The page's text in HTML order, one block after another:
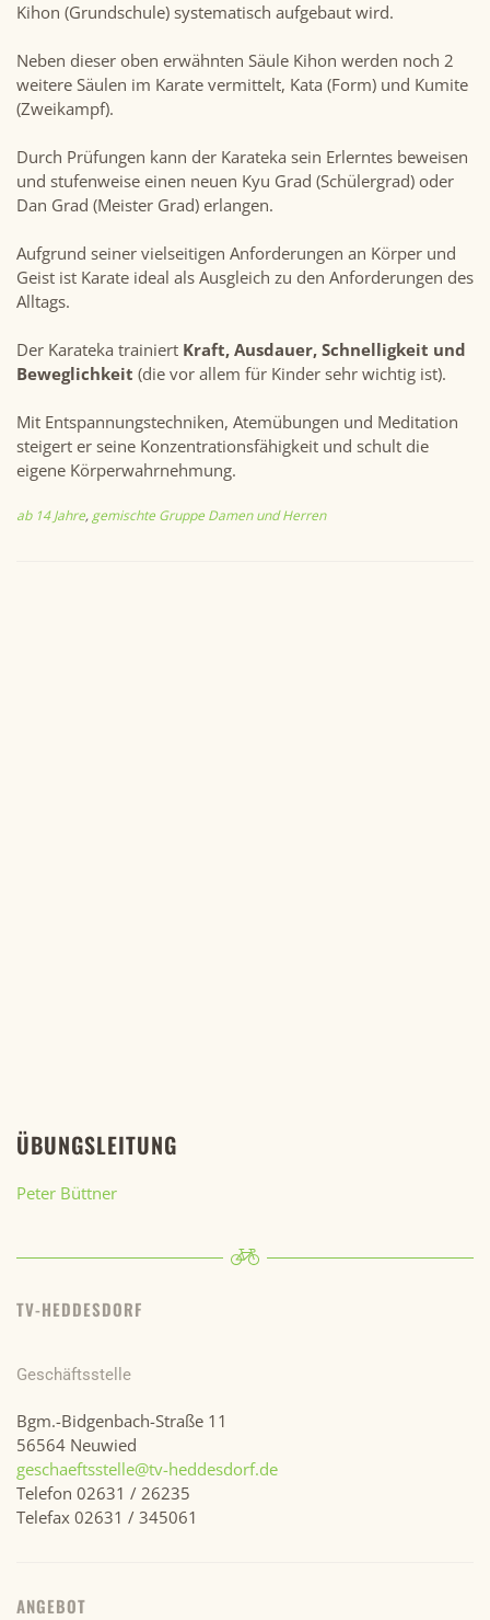
Kihon (Grundschule) systematisch aufgebaut wird.
Neben dieser oben erwähnten Säule Kihon werden noch 2
weitere Säulen im Karate vermittelt, Kata (Form) und Kumite
(Zweikampf).
Durch Prüfungen kann der Karateka sein Erlerntes beweisen
und stufenweise einen neuen Kyu Grad (Schülergrad) oder
Dan Grad (Meister Grad) erlangen.
Aufgrund seiner vielseitigen Anforderungen an Körper und
Geist ist Karate ideal als Ausgleich zu den Anforderungen des
Alltags.
Der Karateka trainiert Kraft, Ausdauer, Schnelligkeit und
Beweglichkeit (die vor allem für Kinder sehr wichtig ist).
Mit Entspannungstechniken, Atemübungen und Meditation
steigert er seine Konzentrationsfähigkeit und schult die
eigene Körperwahrnehmung.
ab 14 Jahre, gemischte Gruppe Damen und Herren
ÜBUNGSLEITUNG
Peter Büttner
TV-HEDDESDORF
Geschäftsstelle
Bgm.-Bidgenbach-Straße 11
56564 Neuwied
geschaeftsstelle@tv-heddesdorf.de
Telefon 02631 / 26235
Telefax 02631 / 345061
ANGEBOT